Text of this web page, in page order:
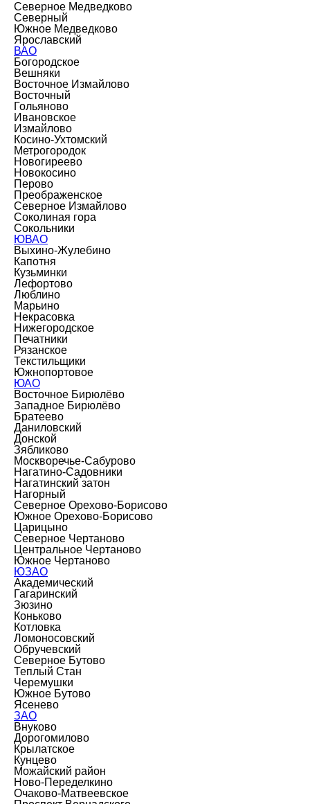
Северное Медведково
Северный
Южное Медведково
Ярославский
ВАО
Богородское
Вешняки
Восточное Измайлово
Восточный
Гольяново
Ивановское
Измайлово
Косино-Ухтомский
Метрогородок
Новогиреево
Новокосино
Перово
Преображенское
Северное Измайлово
Соколиная гора
Сокольники
ЮВАО
Выхино-Жулебино
Капотня
Кузьминки
Лефортово
Люблино
Марьино
Некрасовка
Нижегородское
Печатники
Рязанское
Текстильщики
Южнопортовое
ЮАО
Восточное Бирюлёво
Западное Бирюлёво
Братеево
Даниловский
Донской
Зябликово
Москворечье-Сабурово
Нагатино-Садовники
Нагатинский затон
Нагорный
Северное Орехово-Борисово
Южное Орехово-Борисово
Царицыно
Северное Чертаново
Центральное Чертаново
Южное Чертаново
ЮЗАО
Академический
Гагаринский
Зюзино
Коньково
Котловка
Ломоносовский
Обручевский
Северное Бутово
Теплый Стан
Черемушки
Южное Бутово
Ясенево
ЗАО
Внуково
Дорогомилово
Крылатское
Кунцево
Можайский район
Ново-Переделкино
Очаково-Матвеевское